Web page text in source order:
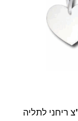
ריחני לתליה